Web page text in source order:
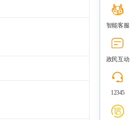
智能客服
政民互动
12345